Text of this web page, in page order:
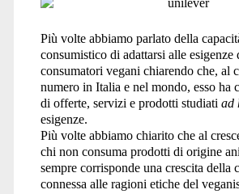
Più volte abbiamo parlato della
consumistico di adattarsi alle esigenze
consumatori vegani chiarendo che, al
numero in Italia e nel mondo, esso ha
di offerte, servizi e prodotti studiati ad
esigenze.
Più volte abbiamo chiarito che al
chi non consuma prodotti di origine
sempre corrisponde una crescita della
connessa alle ragioni etiche del